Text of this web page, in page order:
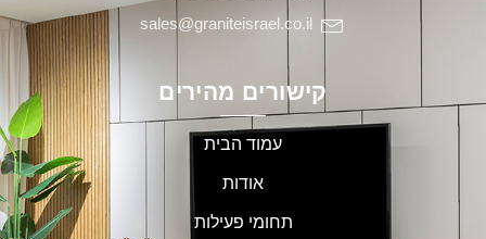
sales@graniteisrael.co.il
קישורים מהירים
עמוד הבית
אודות
תחומי פעילות